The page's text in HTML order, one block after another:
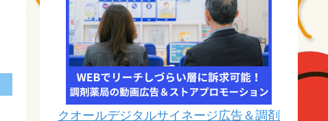
クオールデジタルサイネージ広告＆調剤